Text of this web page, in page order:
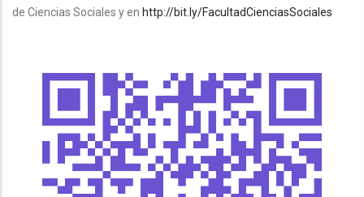
de Ciencias Sociales y en http://bit.ly/FacultadCienciasSociales